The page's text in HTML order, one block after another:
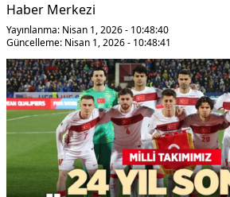
Haber Merkezi
Yayınlanma: Nisan 1, 2026 - 10:48:40
Güncelleme: Nisan 1, 2026 - 10:48:41